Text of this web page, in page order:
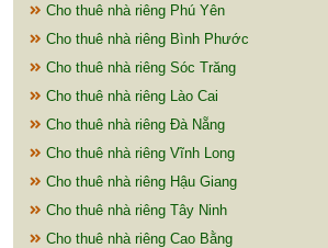
Cho thuê nhà riêng Phú Yên
Cho thuê nhà riêng Bình Phước
Cho thuê nhà riêng Sóc Trăng
Cho thuê nhà riêng Lào Cai
Cho thuê nhà riêng Đà Nẵng
Cho thuê nhà riêng Vĩnh Long
Cho thuê nhà riêng Hậu Giang
Cho thuê nhà riêng Tây Ninh
Cho thuê nhà riêng Cao Bằng